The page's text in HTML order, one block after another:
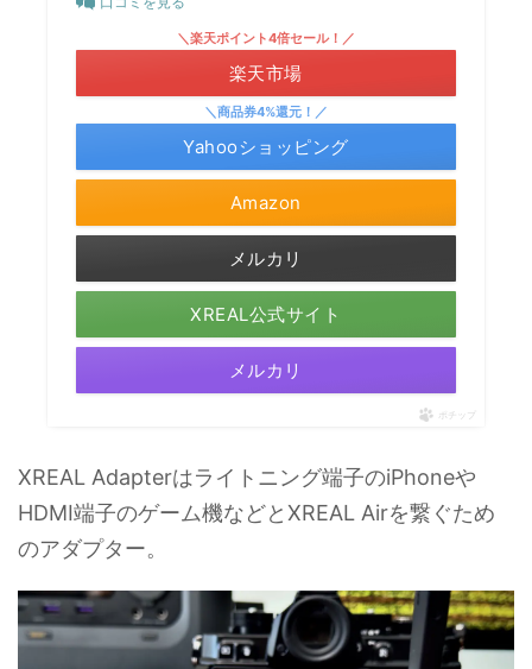
Amazon
＼楽天ポイント4倍セール！／
楽天市場
＼商品券4%還元！／
Yahooショッピング
メルカリ
XREAL公式サイト
メルカリ
ポチップ
XREAL Adapterはライトニング端子のiPhoneや
HDMI端子のゲーム機などとXREAL Airを繋ぐため
のアダプター。